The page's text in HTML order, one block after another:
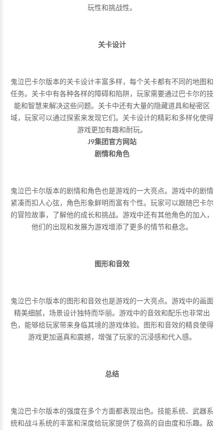
玩性和挑战性。
关卡设计
鬼泣巴卡尔版本的关卡设计丰富多样，每个关卡都有不同的地图和
任务。关卡中有各种各样的障碍和陷阱，玩家需要通过巴卡尔的技
能和智慧来解决这些问题。关卡中还有大量的隐藏道具和秘密区
域，玩家可以通过探索来发现它们。关卡设计的精彩和多样化使得
游戏更加有趣和耐玩。
J9集团官方网站
剧情和角色
鬼泣巴卡尔版本的剧情和角色也是游戏的一大亮点。游戏中的剧情
紧凑而扣人心弦，角色形象鲜明而富有个性。玩家可以跟随巴卡尔
的冒险故事，了解他的成长和挑战。游戏中还有其他角色的加入，
他们的出现和发展为游戏增添了更多的情节和悬念。
图形和音效
鬼泣巴卡尔版本的图形和音效也是游戏的一大亮点。游戏中的画面
精美细腻，场景设计独特而华丽。游戏中的音效和配乐也非常出
色，能够给玩家带来身临其境的游戏体验。图形和音效的精良使得
游戏更加逼真和震撼，增强了玩家的沉浸感和代入感。
总结
鬼泣巴卡尔版本的强度在多个方面都表现出色。技能系统、武器系
统和战斗系统的丰富和深度给玩家提供了极高的自由度和乐趣。敌